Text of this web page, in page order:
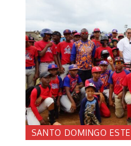
SANTO DOMINGO ESTE